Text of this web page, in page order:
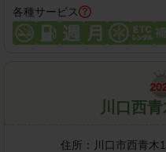
各種サービス
川口西
住所： 川口市西青